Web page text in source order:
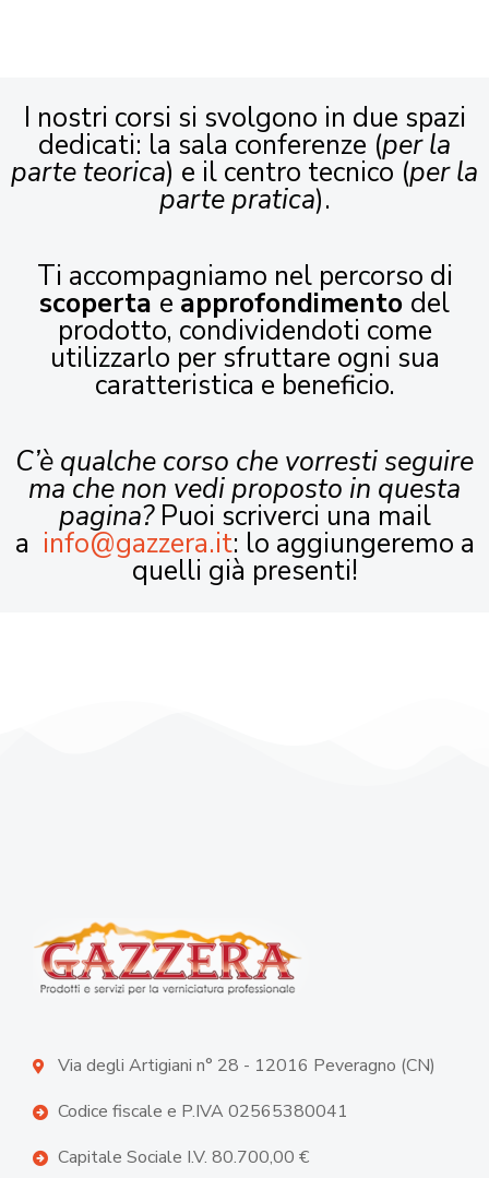
I nostri corsi si svolgono in due spazi
dedicati: la sala conferenze (per la
parte teorica) e il centro tecnico (per la
parte pratica).
Ti accompagniamo nel percorso di
scoperta e approfondimento del
prodotto, condividendoti come
utilizzarlo per sfruttare ogni sua
caratteristica e beneficio.
C’è qualche corso che vorresti seguire
ma che non vedi proposto in questa
pagina?Puoi scriverci una mail
a info@gazzera.it: lo aggiungeremo a
quelli già presenti!
Via degli Artigiani n° 28 - 12016 Peveragno (CN)
Codice fiscale e P.IVA 02565380041
Capitale Sociale I.V. 80.700,00 €